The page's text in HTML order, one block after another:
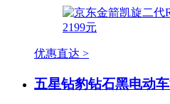
优惠直达 >
五星钻豹钻石黑电动